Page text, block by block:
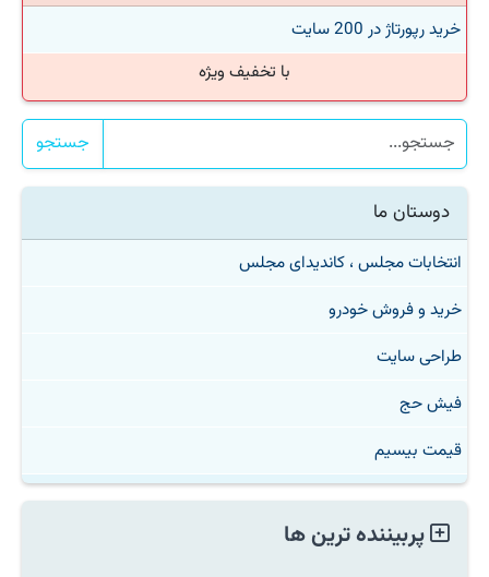
خرید رپورتاژ در 200 سایت
با تخفیف ویژه
جستجو
دوستان ما
انتخابات مجلس ، کاندیدای مجلس
خرید و فروش خودرو
طراحی سایت
فیش حج
قیمت بیسیم
پربیننده ترین ها